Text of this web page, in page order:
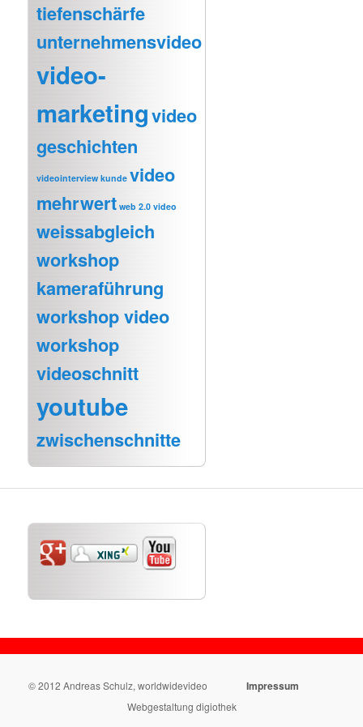
tiefenschärfe
unternehmensvideo
video-
marketingvideo
geschichten
videointerview kunde video
mehrwert web 2.0 video
weissabgleich
workshop
kameraführung
workshop video
workshop
videoschnitt
youtube
zwischenschnitte
© 2012 Andreas Schulz, worldwidevideo Impressum
Webgestaltung digiothek